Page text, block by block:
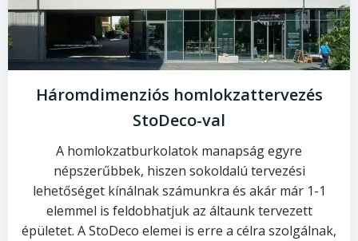
Háromdimenziós homlokzattervezés
StoDeco-val
A homlokzatburkolatok manapság egyre
népszerűbbek, hiszen sokoldalú tervezési
lehetőséget kínálnak számunkra és akár már 1-1
elemmel is feldobhatjuk az áltaunk tervezett
épületet. A StoDeco elemei is erre a célra szolgálnak,